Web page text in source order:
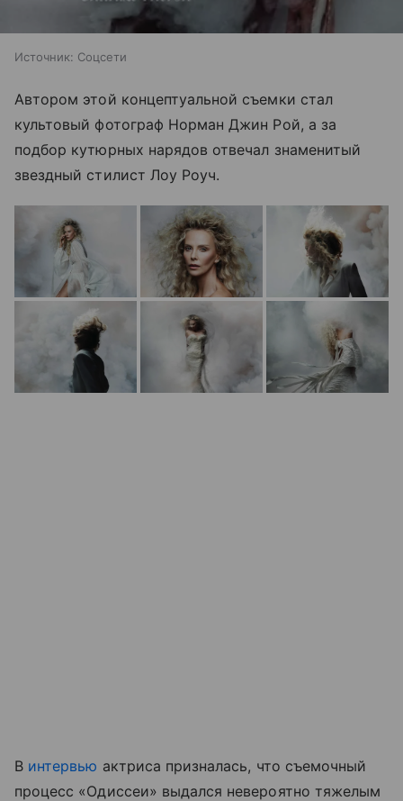
Источник: Соцсети
Автором этой концептуальной съемки стал
культовый фотограф Норман Джин Рой, а за
подбор кутюрных нарядов отвечал знаменитый
звездный стилист Лоу Роуч.
В интервью актриса призналась, что съемочный
процесс «Одиссеи» выдался невероятно тяжелым